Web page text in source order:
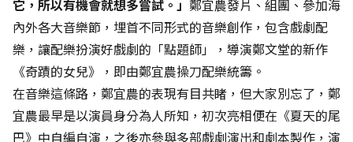
它，所以有機會就想多嘗試。」 鄭宜農發片、組團、參加海
內外各大音樂節，埋首不同形式的音樂創作，包含戲劇配
樂，讓配樂扮演好戲劇的「點題師」，導演鄭文堂的新作
《奇蹟的女兒》，即由鄭宜農操刀配樂統籌。
在音樂這條路，鄭宜農的表現有目共睹，但大家別忘了，鄭
宜農最早是以演員身分為人所知，初次亮相便在《夏天的尾
巴》中自編自演，之後亦參與多部戲劇演出和劇本製作，演